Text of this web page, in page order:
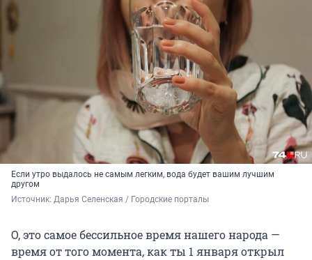
Если утро выдалось не самым легким, вода будет вашим лучшим
другом
Источник: Дарья Селенская / Городские порталы
О, это самое бессильное время нашего народа —
время от того момента, как ты 1 января открыл